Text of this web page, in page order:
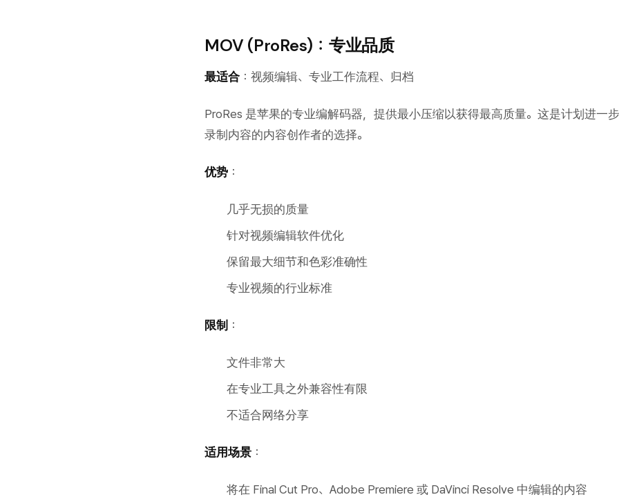
MOV (ProRes)：专业品质
最适合 ：视频编辑、专业工作流程、归档
ProRes 是苹果的专业编解码器，提供最小压缩以获得最高质量。这是计划进一
录制内容的内容创作者的选择。
优势 ：
几乎无损的质量
针对视频编辑软件优化
保留最大细节和色彩准确性
专业视频的行业标准
限制 ：
文件非常大
在专业工具之外兼容性有限
不适合网络分享
适用场景 ：
将在 Final Cut Pro、Adobe Premiere 或 DaVinci Resolve 中编辑的内容